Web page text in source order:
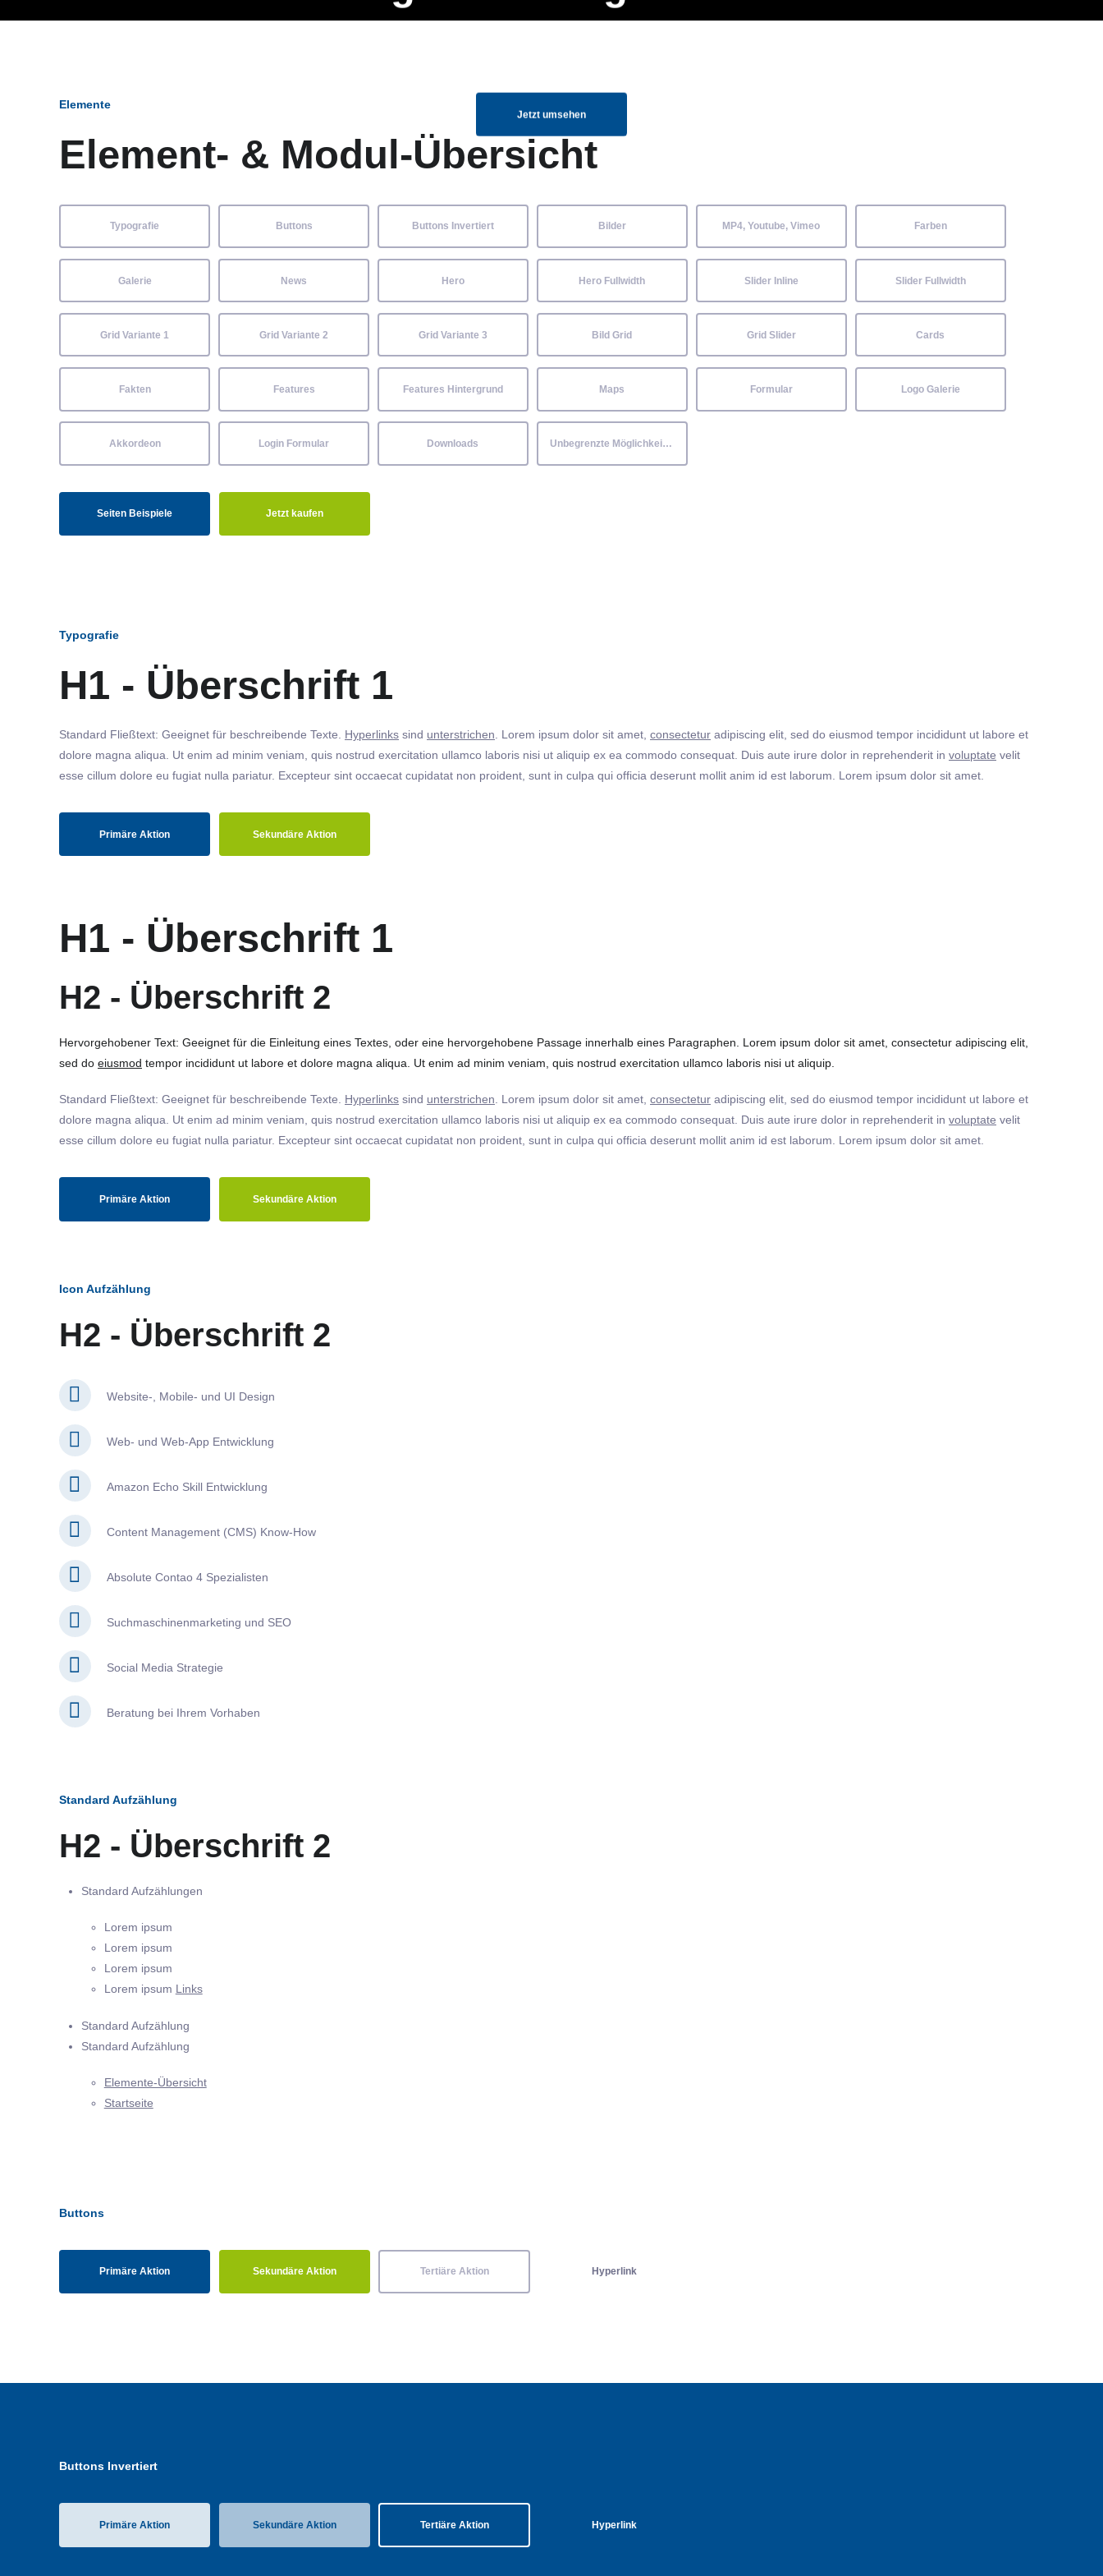
Jetzt umsehen
Elemente
Element- & Modul-Übersicht
Typografie Buttons Buttons Invertiert Bilder MP4, Youtube, Vimeo Farben
Galerie News Hero Hero Fullwidth Slider Inline Slider Fullwidth
Grid Variante 1 Grid Variante 2 Grid Variante 3 Bild Grid Grid Slider Cards
Fakten Features Features Hintergrund Maps Formular Logo Galerie
Akkordeon Login Formular Downloads Unbegrenzte Möglichkeiten
Seiten Beispiele Jetzt kaufen
Typografie
H1 - Überschrift 1
Standard Fließtext: Geeignet für beschreibende Texte. Hyperlinks sind unterstrichen . Lorem ipsum dolor sit amet, consectetur adipiscing elit, sed do eiusmod tempor incididunt ut labore et
dolore magna aliqua. Ut enim ad minim veniam, quis nostrud exercitation ullamco laboris nisi ut aliquip ex ea commodo consequat. Duis aute irure dolor in reprehenderit in voluptate velit
esse cillum dolore eu fugiat nulla pariatur. Excepteur sint occaecat cupidatat non proident, sunt in culpa qui officia deserunt mollit anim id est laborum. Lorem ipsum dolor sit amet.
Primäre Aktion Sekundäre Aktion
H1 - Überschrift 1
H2 - Überschrift 2
Hervorgehobener Text: Geeignet für die Einleitung eines Textes, oder eine hervorgehobene Passage innerhalb eines Paragraphen. Lorem ipsum dolor sit amet, consectetur adipiscing elit,
sed do eiusmod tempor incididunt ut labore et dolore magna aliqua. Ut enim ad minim veniam, quis nostrud exercitation ullamco laboris nisi ut aliquip.
Standard Fließtext: Geeignet für beschreibende Texte. Hyperlinks sind unterstrichen. Lorem ipsum dolor sit amet, consectetur adipiscing elit, sed do eiusmod tempor incididunt ut labore et
dolore magna aliqua. Ut enim ad minim veniam, quis nostrud exercitation ullamco laboris nisi ut aliquip ex ea commodo consequat. Duis aute irure dolor in reprehenderit in voluptate velit
esse cillum dolore eu fugiat nulla pariatur. Excepteur sint occaecat cupidatat non proident, sunt in culpa qui officia deserunt mollit anim id est laborum. Lorem ipsum dolor sit amet.
Primäre Aktion Sekundäre Aktion
Icon Aufzählung
H2 - Überschrift 2
Website-, Mobile- und UI Design
Web- und Web-App Entwicklung
Amazon Echo Skill Entwicklung
Content Management (CMS) Know-How
Absolute Contao 4 Spezialisten
Suchmaschinenmarketing und SEO
Social Media Strategie
Beratung bei Ihrem Vorhaben
Standard Aufzählung
H2 - Überschrift 2
Standard Aufzählungen
Lorem ipsum
Lorem ipsum
Lorem ipsum
Lorem ipsum Links
Standard Aufzählung
Standard Aufzählung
Elemente-Übersicht
Startseite
Buttons
Primäre Aktion Sekundäre Aktion Tertiäre Aktion Hyperlink
Buttons Invertiert
Primäre Aktion Sekundäre Aktion Tertiäre Aktion Hyperlink